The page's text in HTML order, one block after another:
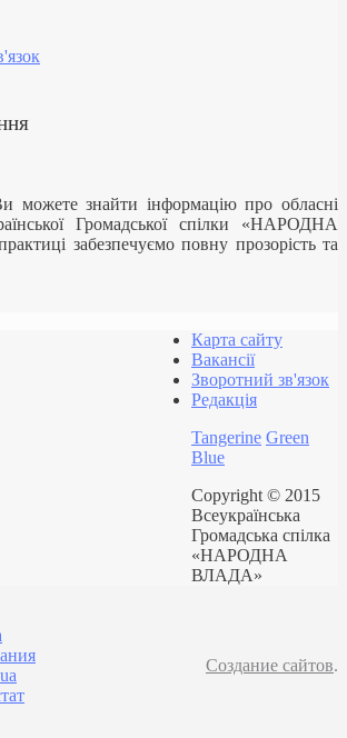
можете знайти інформацію про обласні
Громадської спілки «НАРОДНА
забезпечуємо повну прозорість та
Карта сайту
Вакансії
Зворотний зв'язок
Редакція
Tangerine Green
Blue
Copyright © 2015
Всеукраїнська
Громадська спілка
«НАРОДНА
ВЛАДА»
Создание сайтов.